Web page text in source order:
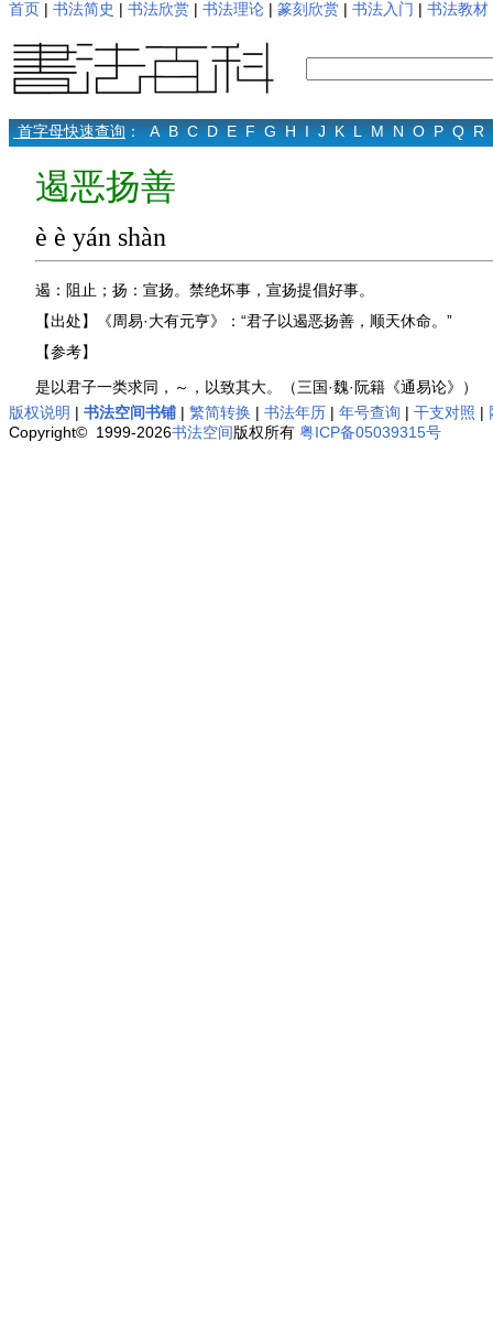
首页 | 书法简史 | 书法欣赏 | 书法理论 | 篆刻欣赏 | 书法入门 | 书法教材
首字母快速查询： A B C D E F G H I J K L M N O P Q R
遏恶扬善
è è yán shàn
遏：阻止；扬：宣扬。禁绝坏事，宣扬提倡好事。
【出处】《周易·大有元亨》：“君子以遏恶扬善，顺天休命。”
【参考】
是以君子一类求同，～，以致其大。（三国·魏·阮籍《通易论》）
版权说明 | 书法空间书铺 | 繁简转换 | 书法年历 | 年号查询 | 干支对照 |
Copyright© 1999-2026书法空间版权所有 粤ICP备05039315号